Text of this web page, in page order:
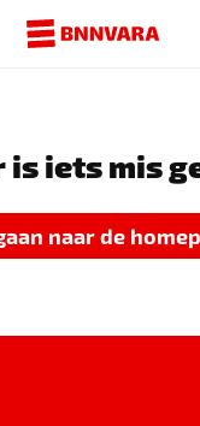
is iets mis
naar de